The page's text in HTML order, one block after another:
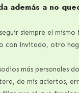
además a no
siempre el
con invitado, otro
más personales
de mis aciertos,